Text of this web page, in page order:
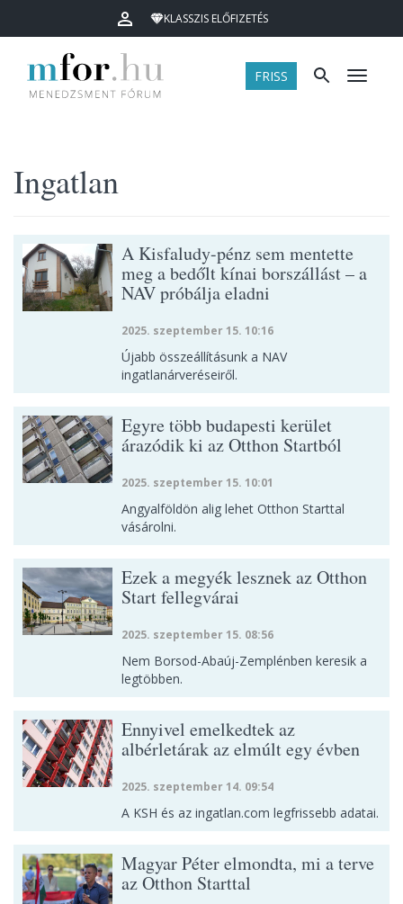
KLASSZIS ELŐFIZETÉS
FRISS Menü
Ingatlan
A Kisfaludy-pénz sem mentette
meg a bedőlt kínai borszállást – a
NAV próbálja eladni
2025. szeptember 15. 10:16
Újabb összeállításunk a NAV
ingatlanárveréseiről.
Egyre több budapesti kerület
árazódik ki az Otthon Startból
2025. szeptember 15. 10:01
Angyalföldön alig lehet Otthon Starttal
vásárolni.
Ezek a megyék lesznek az Otthon
Start fellegvárai
2025. szeptember 15. 08:56
Nem Borsod-Abaúj-Zemplénben keresik a
legtöbben.
Ennyivel emelkedtek az
albérletárak az elmúlt egy évben
2025. szeptember 14. 09:54
A KSH és az ingatlan.com legfrissebb adatai.
Magyar Péter elmondta, mi a terve
az Otthon Starttal